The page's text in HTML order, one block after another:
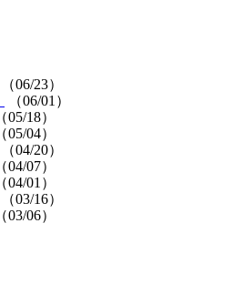
（06/23）
（06/01）
（05/18）
（05/04）
（04/20）
（04/07）
（04/01）
（03/16）
（03/06）